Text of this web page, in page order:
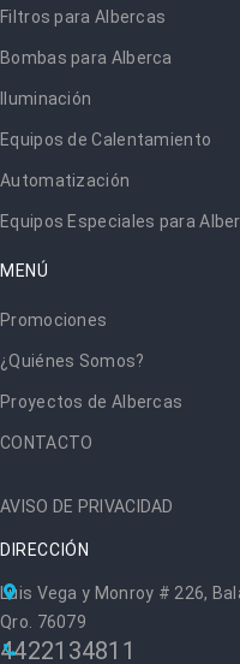
Filtros para Albercas
Bombas para Alberca
Iluminación
Equipos de Calentamiento
Automatización
Equipos Especiales para
MENÚ
Promociones
¿Quiénes Somos?
Proyectos de Albercas
CONTACTO
AVISO DE PRIVACIDAD
DIRECCIÓN
Luis Vega y Monroy # 226,
Qro. 76079
4422134811